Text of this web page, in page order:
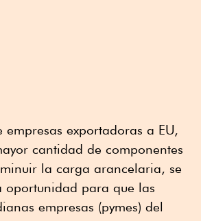
empresas exportadoras a EU,
cantidad de componentes
la carga arancelaria, se
oportunidad para que las
empresas (pymes) del